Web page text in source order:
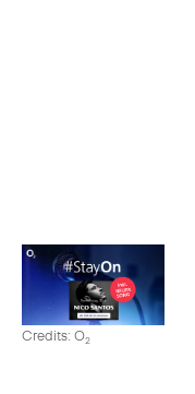
Credits: O2